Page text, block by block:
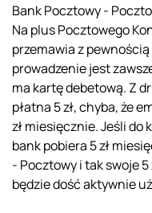
Bank Pocztowy -
Na plus Pocztowego
przemawia z
prowadzenie jest
ma kartę debetową. Z
płatna 5 zł, chyba, że
zł miesięcznie. Jeśli do
bank pobiera 5 zł
- Pocztowy i tak swoje
będzie dość aktywnie